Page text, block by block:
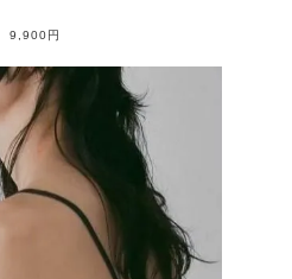
9,900円